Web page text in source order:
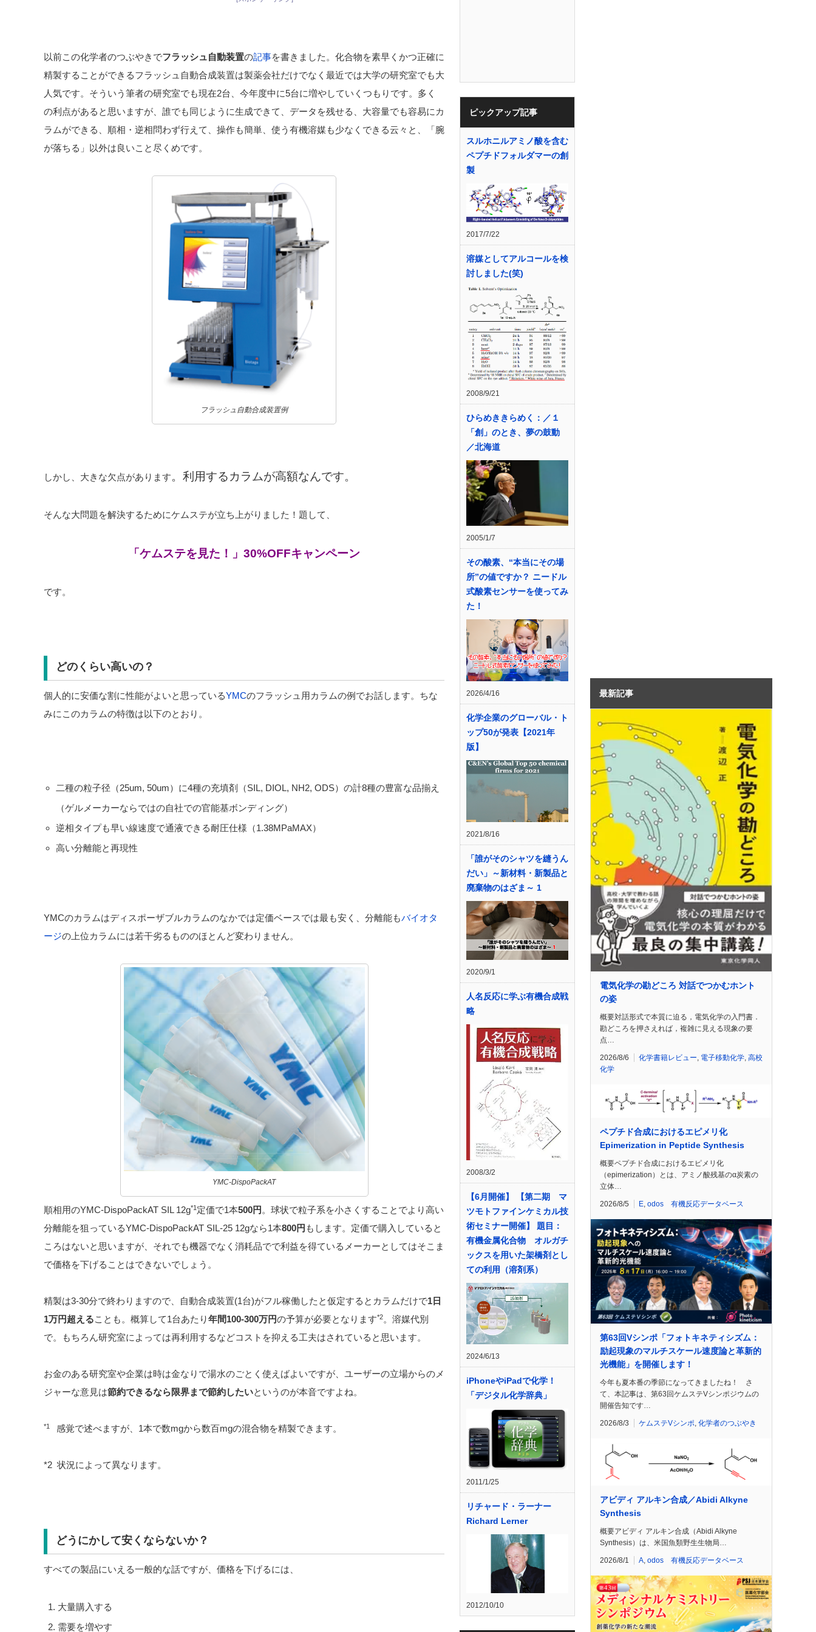
以前この化学者のつぶやきでフラッシュ自動装置の記事を書きました。化合物を素早くかつ正確に
精製することができるフラッシュ自動合成装置は製薬会社だけでなく最近では大学の研究室でも大
人気です。そういう筆者の研究室でも現在2台、今年度中に5台に増やしていくつもりです。多く
の利点があると思いますが、誰でも同じように生成できて、データを残せる、大容量でも容易にカ
ラムができる、順相・逆相問わず行えて、操作も簡単、使う有機溶媒も少なくできる云々と、「腕
が落ちる」以外は良いこと尽くめです。
フラッシュ自動合成装置例
しかし、大きな欠点があります。利用するカラムが高額なんです。
そんな大問題を解決するためにケムステが立ち上がりました！題して、
「ケムステを見た！」30%OFFキャンペーン
です。
どのくらい高いの？
個人的に安価な割に性能がよいと思っているYMCのフラッシュ用カラムの例でお話します。ちな
みにこのカラムの特徴は以下のとおり。
二種の粒子径（25um, 50um）に4種の充填剤（SIL, DIOL, NH2, ODS）の計8種の豊富な品揃え
（ゲルメーカーならではの自社での官能基ボンディング）
逆相タイプも早い線速度で通液できる耐圧仕様（1.38MPaMAX）
高い分離能と再現性
YMCのカラムはディスポーザブルカラムのなかでは定価ベースでは最も安く、分離能もバイオタ
ージの上位カラムには若干劣るもののほとんど変わりません。
YMC-DispoPackAT
順相用のYMC-DispoPackAT SIL 12g*1 定価で1本500円 。球状で粒子系を小さくすることでより高い
分離能を狙っているYMC-DispoPackAT SIL-25 12gなら1本800円 もします。定価で購入していると
ころはないと思いますが、それでも機器でなく消耗品でで利益を得ているメーカーとしてはそこま
で価格を下げることはできないでしょう。
精製は3-30分で終わりますので、自動合成装置(1台)がフル稼働したと仮定するとカラムだけで1日
1万円超えることも。概算して1台あたり年間100-300万円の予算が必要となります*2。溶媒代別
で。もちろん研究室によっては再利用するなどコストを抑える工夫はされていると思います。
お金のある研究室や企業は時は金なりで湯水のごとく使えばよいですが、ユーザーの立場からのメ
ジャーな意見は節約できるなら限界まで節約したいというのが本音ですよね。
*1 感覚で述べますが、1本で数mgから数百mgの混合物を精製できます。
*2 状況によって異なります。
どうにかして安くならないか？
すべての製品にいえる一般的な話ですが、価格を下げるには、
大量購入する
需要を増やす
ピックアップ記事
スルホニルアミノ酸を含む
ペプチドフォルダマーの創
製
2017/7/22
溶媒としてアルコールを検
討しました(笑)
2008/9/21
ひらめききらめく：／１
「創」のとき、夢の鼓動
／北海道
2005/1/7
その酸素、“本当にその場
所”の値ですか？ ニードル
式酸素センサーを使ってみ
た！
2026/4/16
化学企業のグローバル・ト
ップ50が発表【2021年
版】
2021/8/16
「誰がそのシャツを縫うん
だい」～新材料・新製品と
廃棄物のはざま～ 1
2020/9/1
人名反応に学ぶ有機合成戦
略
2008/3/2
【6月開催】 【第二期 マ
ツモトファインケミカル技
術セミナー開催】 題目：
有機金属化合物 オルガチ
ックスを用いた架橋剤とし
ての利用（溶剤系）
2024/6/13
iPhoneやiPadで化学！
「デジタル化学辞典」
2011/1/25
リチャード・ラーナー
Richard Lerner
2012/10/10
最新記事
電気化学の勘どころ 対話でつかむホント
の姿
概要対話形式で本質に迫る，電気化学の入門書．
勘どころを押さえれば，複雑に見える現象の要
点…
2026/8/6 化学書籍レビュー, 電子移動化学, 高校
化学
ペプチド合成におけるエピメリ化
Epimerization in Peptide Synthesis
概要ペプチド合成におけるエピメリ化
（epimerization）とは、アミノ酸残基のα炭素の
立体…
2026/8/5 E, odos 有機反応データベース
第63回Vシンポ「フォトキネティシズム：
励起現象のマルチスケール速度論と革新的
光機能」を開催します！
今年も夏本番の季節になってきましたね！ さ
て、本記事は、第63回ケムステVシンポジウムの
開催告知です…
2026/8/3 ケムステVシンポ 化学者のつぶやき
アビディ アルキン合成／Abidi Alkyne
Synthesis
概要アビディ アルキン合成（Abidi Alkyne
Synthesis）は、米国魚類野生生物局…
2026/8/1 A odos 有機反応データベース